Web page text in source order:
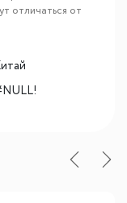
отличаться от